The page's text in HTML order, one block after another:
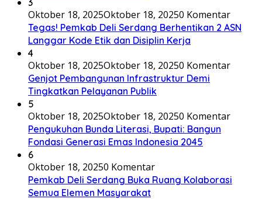
Oktober 18, 2025Oktober 18, 20250 Komentar
Tegas! Pemkab Deli Serdang Berhentikan 2 ASN
Langgar Kode Etik dan Disiplin Kerja
4
Oktober 18, 2025Oktober 18, 20250 Komentar
Genjot Pembangunan Infrastruktur Demi
Tingkatkan Pelayanan Publik
5
Oktober 18, 2025Oktober 18, 20250 Komentar
Pengukuhan Bunda Literasi, Bupati: Bangun
Fondasi Generasi Emas Indonesia 2045
6
Oktober 18, 20250 Komentar
Pemkab Deli Serdang Buka Ruang Kolaborasi
Semua Elemen Masyarakat